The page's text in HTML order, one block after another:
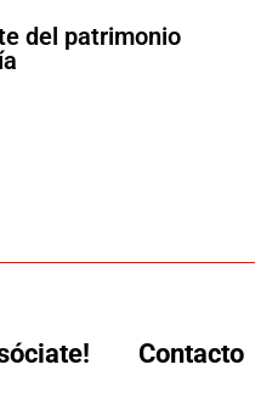
del patrimonio
Contacto